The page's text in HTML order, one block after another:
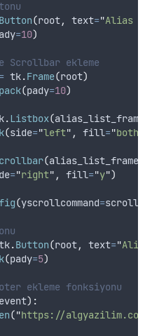
Button(root, text="Alias
=10)
ekleme
= tk.Frame(root)
pack(pady=10)
.Listbox(alias_list_frame
(side="left" , fill="both
(alias_list_frame
="right" , fill="y")
(yscrollcommand=scrollbar
.Button(root, text="Alias
(pady=5)
ekleme fonksiyonu
event):
("https://algyazilim.com